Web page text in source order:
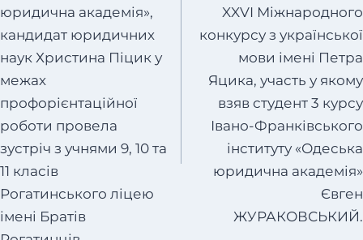
юридична академія»,
кандидат юридичних
наук Христина Піцик у
межах
профорієнтаційної
роботи провела
зустріч з учнями 9, 10 та
11 класів
Рогатинського ліцею
імені Братів
XXVI Міжнародного
конкурсу з української
мови імені Петра
Яцика, участь у якому
взяв студент 3 курсу
Івано-Франківського
інституту «Одеська
юридична академія»
Євген
ЖУРАКОВСЬКИЙ.